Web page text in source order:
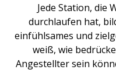
Jede Station, die
durchlaufen hat,
einfühlsames und
weiß, wie
Angestellter sein